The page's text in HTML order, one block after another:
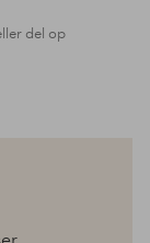
del op